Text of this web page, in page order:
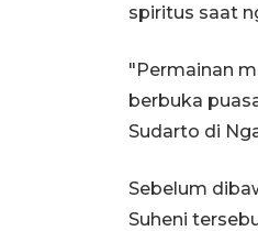
spiritus saat
"Permainan
berbuka
Sudarto di
Sebelum
Suheni